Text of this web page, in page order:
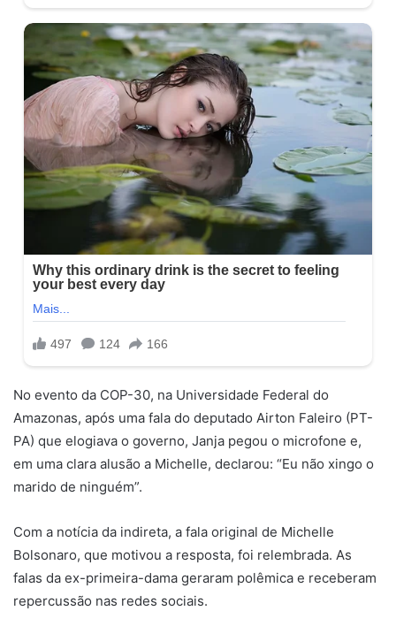
No evento da COP-30, na Universidade Federal do
Amazonas, após uma fala do deputado Airton Faleiro (PT-
PA) que elogiava o governo, Janja pegou o microfone e,
em uma clara alusão a Michelle, declarou: “Eu não xingo o
marido de ninguém”.
Com a notícia da indireta, a fala original de Michelle
Bolsonaro, que motivou a resposta, foi relembrada. As
falas da ex-primeira-dama geraram polêmica e receberam
repercussão nas redes sociais.